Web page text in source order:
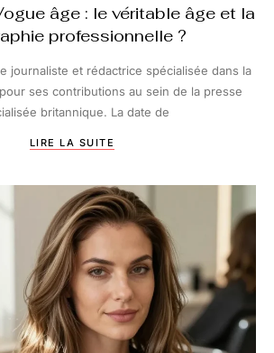
âge : le véritable âge et la
professionnelle ?
journaliste et rédactrice spécialisée dans la
ses contributions au sein de la presse
britannique. La date de
LIRE LA SUITE